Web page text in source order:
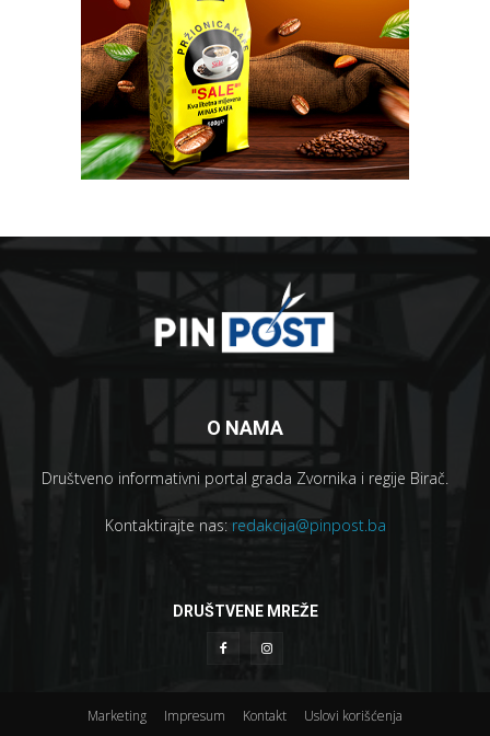
O NAMA
Društveno informativni portal grada Zvornika i regije Birač.
Kontaktirajte nas: redakcija@pinpost.ba
DRUŠTVENE MREŽE
Marketing Impresum Kontakt Uslovi korišćenja